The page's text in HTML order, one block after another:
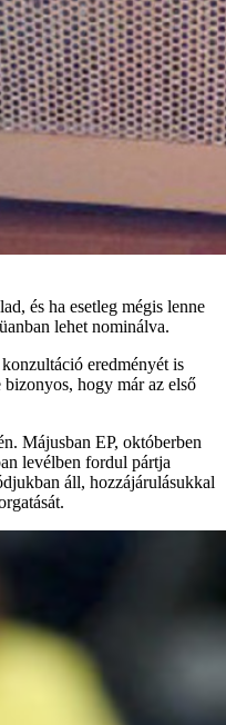
és ha esetleg mégis lenne
lehet nominálva.
eredményét is
hogy már az első
Májusban EP, októberben
levélben fordul pártja
áll, hozzájárulásukkal